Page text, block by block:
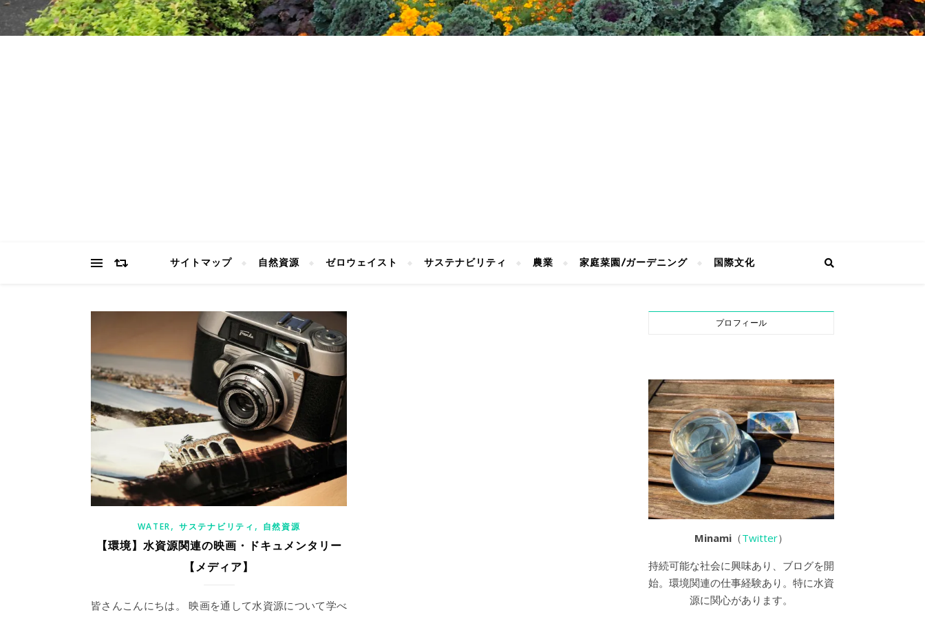
サイトマップ 自然資源 ゼロウェイスト サステナビリティ 農業 家庭菜園/ガーデニング 国際文化
WATER,サステナビリティ , 自然資源
【環境】水資源関連の映画・ドキュメンタリー
【メディア】
皆さんこんにちは。 映画を通して水資源について学べ
プロフィール
Minami （Twitter）
持続可能な社会に興味あり、ブログを開
始。環境関連の仕事経験あり。特に水資
源に関心があります。